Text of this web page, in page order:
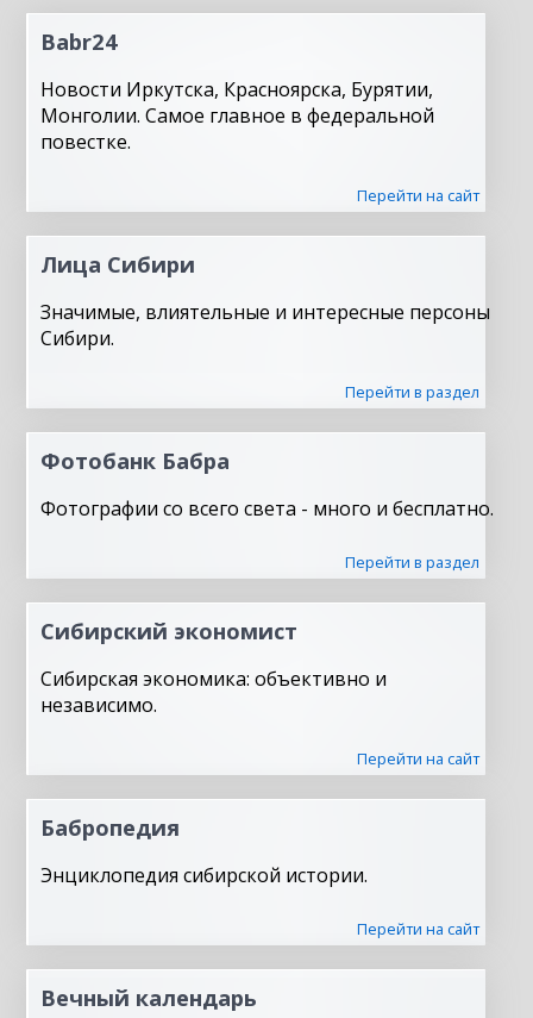
Babr24
Новости Иркутска, Красноярска, Бурятии,
Монголии. Самое главное в федеральной
повестке.
Перейти на сайт
Лица Сибири
Значимые, влиятельные и интересные персоны
Сибири.
Перейти в раздел
Фотобанк Бабра
Фотографии со всего света - много и бесплатно.
Перейти в раздел
Сибирский экономист
Сибирская экономика: объективно и
независимо.
Перейти на сайт
Бабропедия
Энциклопедия сибирской истории.
Перейти на сайт
Вечный календарь